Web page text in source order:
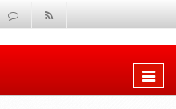
Shfaq